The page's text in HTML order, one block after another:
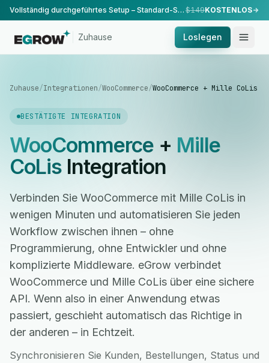
Vollständig durchgeführtes Setup – Standard-Setup, durchgeführt von unserem Team. $149KOSTENLOS
Zuhause Loslegen
Zuhause/Integrationen/WooCommerce/WooCommerce + Mille CoLis
BESTÄTIGTE INTEGRATION
WooCommerce+ Mille
CoLisIntegration
Verbinden Sie WooCommerce mit Mille CoLis in
wenigen Minuten und automatisieren Sie jeden
Workflow zwischen ihnen – ohne
Programmierung, ohne Entwickler und ohne
komplizierte Middleware. eGrow verbindet
WooCommerce und Mille CoLis über eine sichere
API. Wenn also in einer Anwendung etwas
passiert, geschieht automatisch das Richtige in
der anderen – in Echtzeit.
Synchronisieren Sie Kunden, Bestellungen, Status und